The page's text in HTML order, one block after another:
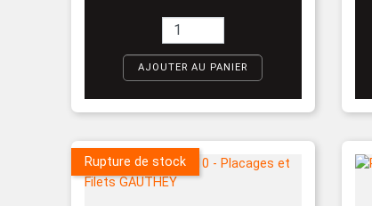
AJOUTER AU PANIER
Rupture de stock